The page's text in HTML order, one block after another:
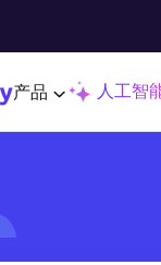
产品 人工智